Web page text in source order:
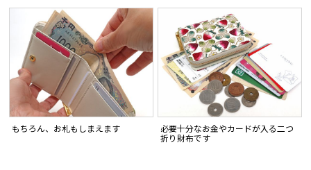
もちろん、お札もしまえます
必要十分なお金やカードが入る二つ
折り財布です